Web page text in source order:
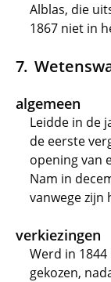
Alblas, die
1867 niet in
algemeen
Leidde in de
de eerste
opening van
Nam in
vanwege zijn
verkiezingen
Werd in
gekozen,